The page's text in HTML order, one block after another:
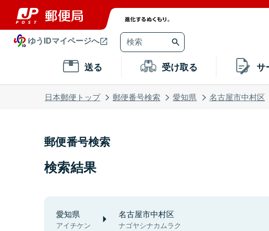
ゆうIDマイページへ
送る 受け取る サ
日本郵便トップ 郵便番号検索 愛知県 名古屋市中村区
郵便番号検索
検索結果
愛知県
アイチケン
名古屋市中村区
ナゴヤシナカムラク